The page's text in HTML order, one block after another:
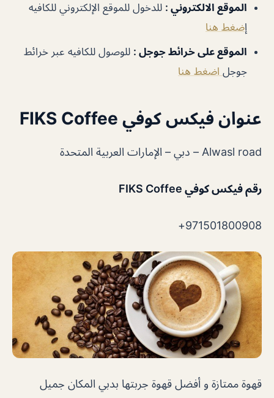
الموقع الالكتروني : للدخول للموقع الإلكتروني للكافيه
إضغط هنا
الموقع على خرائط جوجل : للوصول للكافيه عبر خرائط
جوجل اضغط هنا
عنوان فيكس كوفي FIKS Coffee
Alwasl road – دبي – الإمارات العربية المتحدة
رقم فيكس كوفي FIKS Coffee
971501800908+
قهوة ممتازة و أفضل قهوة جربتها بدبي المكان جميل